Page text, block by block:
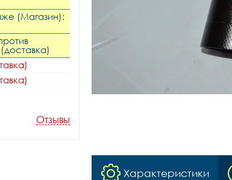
(Магазин):
Отзывы
Характеристики